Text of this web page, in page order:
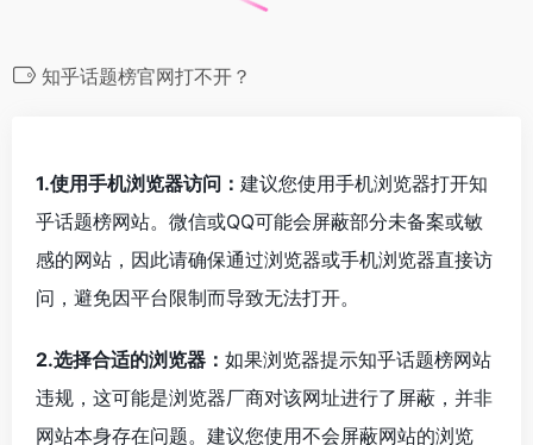
知乎话题榜官网打不开？
1.使用手机浏览器访问： 建议您使用手机浏览器打开知
乎话题榜网站。微信或QQ可能会屏蔽部分未备案或敏
感的网站，因此请确保通过浏览器或手机浏览器直接访
问，避免因平台限制而导致无法打开。
2.选择合适的浏览器： 如果浏览器提示知乎话题榜网站
违规，这可能是浏览器厂商对该网址进行了屏蔽，并非
网站本身存在问题。建议您使用不会屏蔽网站的浏览